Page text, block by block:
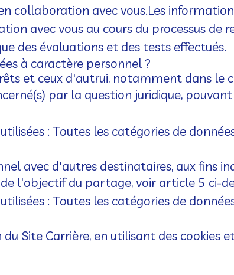
collaboration avec vous.Les
avec vous au cours du processus de
des évaluations et des tests effectués.
à caractère personnel ?
et ceux d'autrui, notamment dans le
par la question juridique,
: Toutes les catégories de
avec d'autres destinataires, aux fins
l'objectif du partage, voir article 5 ci-
: Toutes les catégories de
Site Carrière, en utilisant des cookies